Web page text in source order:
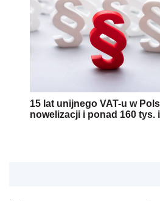
15 lat unijnego VAT-u w
nowelizacji i ponad 160 tys.